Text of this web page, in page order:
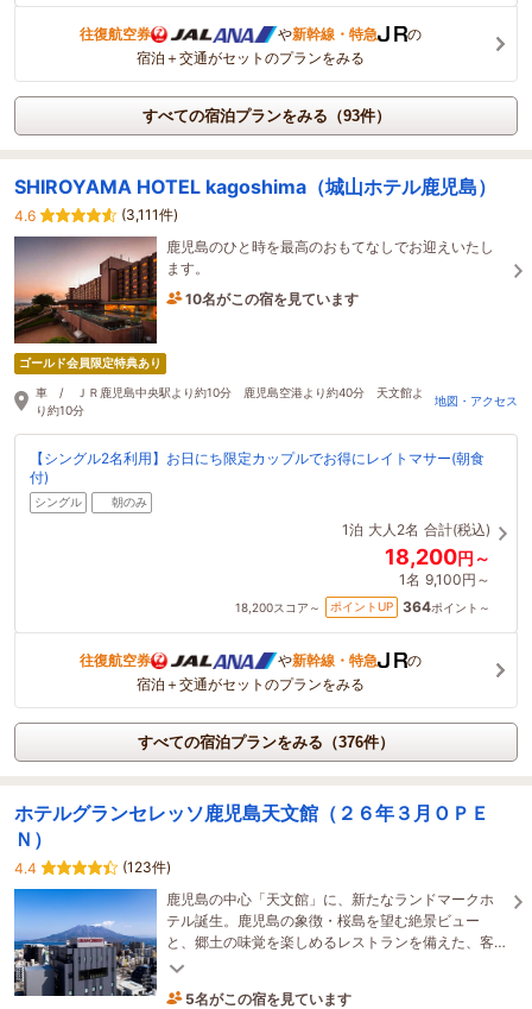
往復航空券 や新幹線・特急
の
宿泊＋交通がセットのプランをみる
すべての宿泊プランをみる（93件）
SHIROYAMA HOTEL kagoshima（城山ホテル鹿児島）
4.6
(3,111件)
鹿児島のひと時を最高のおもてなしでお迎えいたし
ます。
10名がこの宿を見ています
ゴールド会員限定特典あり
車 / ＪＲ鹿児島中央駅より約10分 鹿児島空港より約40分 天文館よ
り約10分
地図・アクセス
【シングル2名利用】お日にち限定カップルでお得にレイトマサー(朝食
付)
シングル 朝のみ
1泊 大人2名 合計(税込)
18,200円～
1名 9,100円～
18,200スコア～ ポイントUP 364ポイント～
往復航空券 や新幹線・特急
の
宿泊＋交通がセットのプランをみる
すべての宿泊プランをみる（376件）
ホテルグランセレッソ鹿児島天文館（２６年３月ＯＰＥ
Ｎ）
4.4
(123件)
鹿児島の中心「天文館」に、新たなランドマークホ
テル誕生。鹿児島の象徴・桜島を望む絶景ビュー
と、郷土の味覚を楽しめるレストランを備えた、客
室数全151室のホテルです。
5名がこの宿を見ています